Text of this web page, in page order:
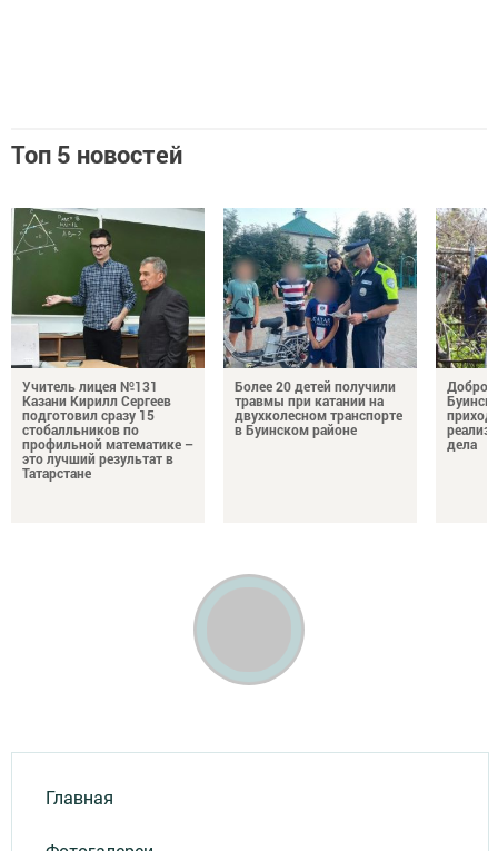
Топ 5 новостей
Учитель лицея №131
Казани Кирилл Сергеев
подготовил сразу 15
стобалльников по
профильной математике –
это лучший результат в
Татарстане
Более 20 детей получили
травмы при катании на
двухколесном транспорте
в Буинском районе
Добро
приход
дела
Главная